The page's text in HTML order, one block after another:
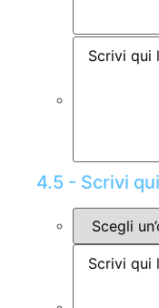
4.5 - Scrivi